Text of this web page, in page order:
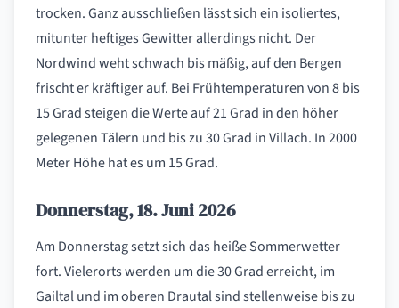
trocken. Ganz ausschließen lässt sich ein isoliertes,
mitunter heftiges Gewitter allerdings nicht. Der
Nordwind weht schwach bis mäßig, auf den Bergen
frischt er kräftiger auf. Bei Frühtemperaturen von 8 bis
15 Grad steigen die Werte auf 21 Grad in den höher
gelegenen Tälern und bis zu 30 Grad in Villach. In 2000
Meter Höhe hat es um 15 Grad.
Donnerstag, 18. Juni 2026
Am Donnerstag setzt sich das heiße Sommerwetter
fort. Vielerorts werden um die 30 Grad erreicht, im
Gailtal und im oberen Drautal sind stellenweise bis zu